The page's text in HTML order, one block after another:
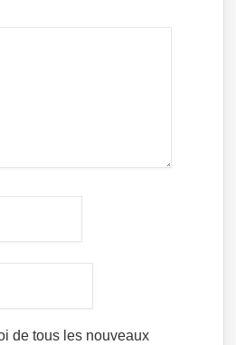
de tous les nouveaux